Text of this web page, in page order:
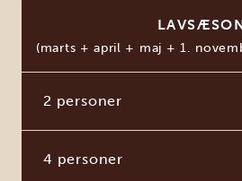
(marts + april + maj + 1.
2 personer
4 personer